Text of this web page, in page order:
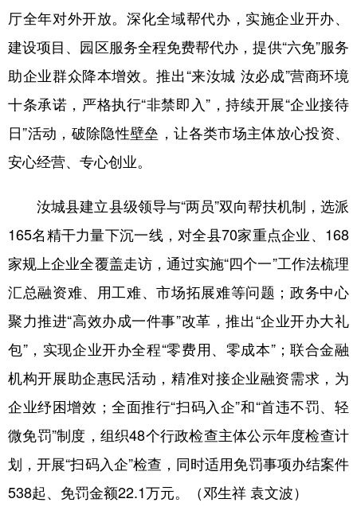
地方频道
北京 天津 河北 山西
辽宁 吉林 上海 江苏
浙江 安徽 福建 江西
山东 河南
广东 广西 海南 重庆
四川 贵州 云南 西藏
陕西 甘肃 青海 宁夏
多语种频道
English Español Français عربى
Русский язык 日本語 한국어
Deutsch Português
厅全年对外开放。深化全域帮代办，实施企业开办、
建设项目、园区服务全程免费帮代办，提供“六免”服务
助企业群众降本增效。推出“来汝城 汝必成”营商环境
十条承诺，严格执行“非禁即入”，持续开展“企业接待
日”活动，破除隐性壁垒，让各类市场主体放心投资、
安心经营、专心创业。
汝城县建立县级领导与“两员”双向帮扶机制，选派
165名精干力量下沉一线，对全县70家重点企业、168
家规上企业全覆盖走访，通过实施“四个一”工作法梳理
汇总融资难、用工难、市场拓展难等问题；政务中心
聚力推进“高效办成一件事”改革，推出“企业开办大礼
包”，实现企业开办全程“零费用、零成本”；联合金融
机构开展助企惠民活动，精准对接企业融资需求，为
企业纾困增效；全面推行“扫码入企”和“首违不罚、轻
微免罚”制度，组织48个行政检查主体公示年度检查计
划，开展“扫码入企”检查，同时适用免罚事项办结案件
538起、免罚金额22.1万元。（邓生祥 袁文波）